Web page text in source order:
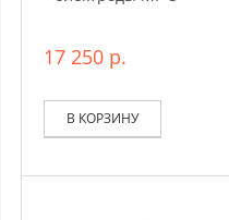
17 250 р.
В КОРЗИНУ